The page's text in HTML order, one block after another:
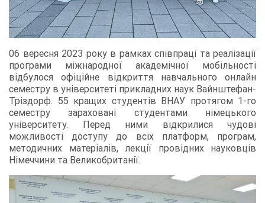
06 вересня 2023 року в рамках співпраці та реалізації
програми міжнародної академічної мобільності
відбулося офіційне відкриття навчального онлайн
семестру в університеті прикладних наук Вайнштефан-
Тріздорф. 55 кращих студентів ВНАУ протягом 1-го
семестру зараховані студентами німецького
університету. Перед ними відкрилися чудові
можливості доступу до всіх платформ, програм,
методичних матеріалів, лекції провідних науковців
Німеччини та Великобританії.